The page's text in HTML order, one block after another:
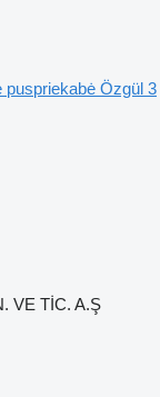
puspriekabė Özgül 3
VE TİC. A.Ş